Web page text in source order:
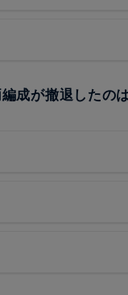
成が撤退したの